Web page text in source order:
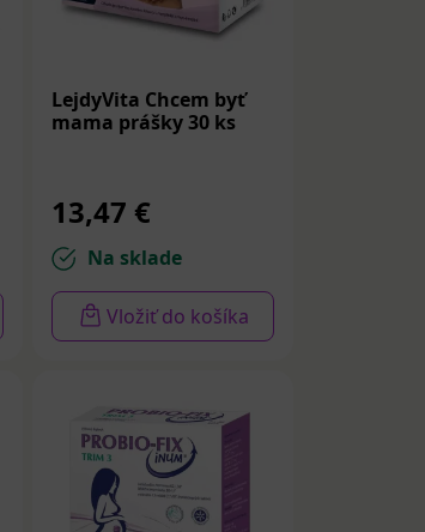
LejdyVita Chcem byť
mama prášky 30 ks
13,47 €
Na sklade
Vložiť do košíka